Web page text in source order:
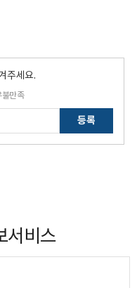
주세요.
불만족
등록
서비스